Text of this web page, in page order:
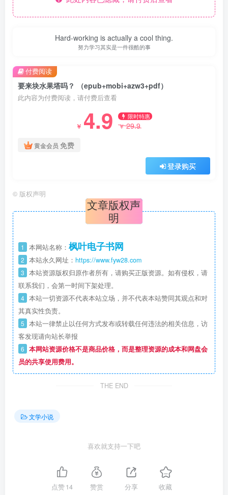
Hard-working is actually a cool thing.
努力学习其实是一件很酷的事
要来块水果塔吗？ （epub+mobi+azw3+pdf）
此内容为付费阅读，请付费后查看
￥ 4.9 限时特惠
￥29.9
黄金会员 免费
登录购买
付费阅读
© 版权声明
文章版权声
明
1 本网站名称： 枫叶电子书网
2 本站永久网址： https://www.fyw28.com
3 本站资源版权归原作者所有，请购买正版资源。如有侵权，请
联系我们，会第一时间下架处理。
4 本站一切资源不代表本站立场，并不代表本站赞同其观点和对
其真实性负责。
5 本站一律禁止以任何方式发布或转载任何违法的相关信息，访
客发现请向站长举报
6 本网站资源价格不是商品价格，而是整理资源的成本和网盘会
员的共享使用费用。
THE END
文学小说
喜欢就支持一下吧
点赞14 赞赏 分享 收藏